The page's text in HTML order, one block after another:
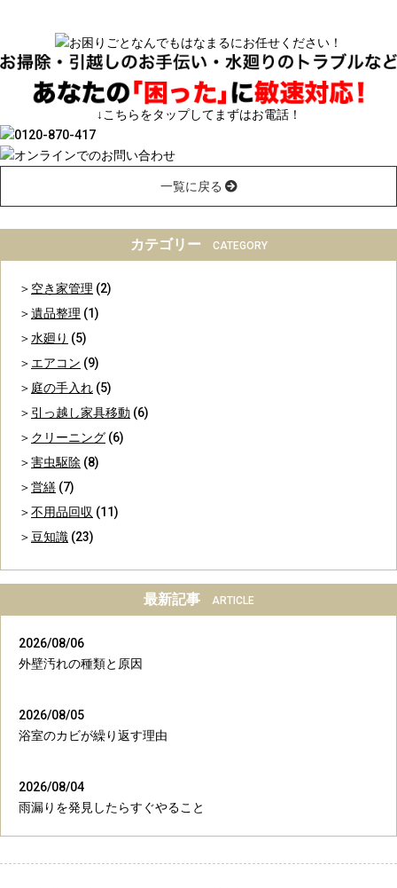
↓こちらをタップしてまずはお電話！
一覧に戻る
カテゴリー CATEGORY
空き家管理 (2)
遺品整理 (1)
水廻り (5)
エアコン (9)
庭の手入れ (5)
引っ越し家具移動 (6)
クリーニング (6)
害虫駆除 (8)
営繕 (7)
不用品回収 (11)
豆知識 (23)
最新記事 ARTICLE
2026/08/06
外壁汚れの種類と原因
2026/08/05
浴室のカビが繰り返す理由
2026/08/04
雨漏りを発見したらすぐやること